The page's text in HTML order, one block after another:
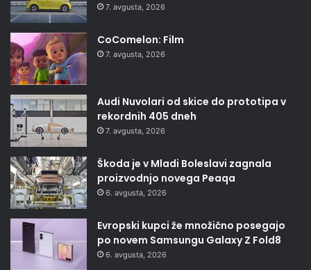
7. avgusta, 2026
CoComelon: Film
7. avgusta, 2026
Audi Nuvolari od skice do prototipa v
rekordnih 405 dneh
7. avgusta, 2026
Škoda je v Mladi Boleslavi zagnala
proizvodnjo novega Peaqa
6. avgusta, 2026
Evropski kupci že množično posegajo
po novem Samsungu Galaxy Z Fold8
6. avgusta, 2026